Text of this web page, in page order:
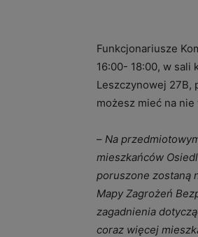
Funkcjonariusze
16:00- 18:00, w sali
Leszczynowej 27B,
możesz mieć na nie
– Na
mieszkańców
poruszone zostaną
Mapy Zagrożeń
zagadnienia
coraz więcej